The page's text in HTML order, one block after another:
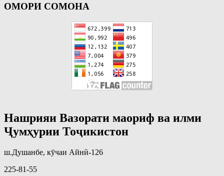
ОМОРИ СОМОНА
Нашрияи Вазорати маориф ва илми
Ҷумҳурии Тоҷикистон
ш.Душанбе, кӯчаи Айнӣ-126
225-81-55